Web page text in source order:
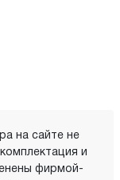
на сайте не
и
фирмой-